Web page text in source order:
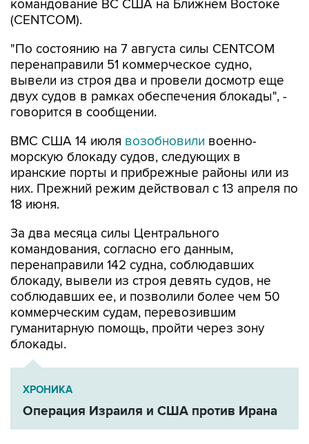
"По состоянию на 7 августа силы CENTCOM
вывели из строя два и провели досмотр еще
двух судов в рамках обеспечения блокады", -
говорится в сообщении.
ВМС США 14 июлявозобновили
иранские порты и прибрежные районы или из
них. Прежний режим действовал с 13 апреля по
18 июня.
За два месяца силы Центрального
перенаправили 142 судна, соблюдавших
блокаду, вывели из строя девять судов, не
соблюдавших ее, и позволили более чем 50
коммерческим судам, перевозившим
гуманитарную помощь, пройти через зону
блокады.
ХРОНИКА
Операция Израиля и США против Ирана
Иран США